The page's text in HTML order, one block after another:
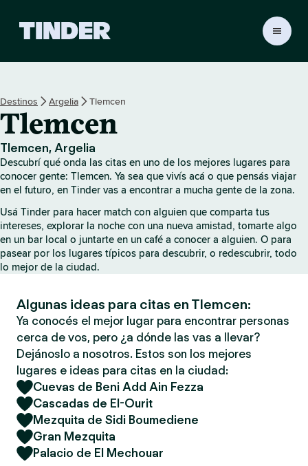
o
e
i
n
d
r
Destinos Argelia Tlemcen
Tlemcen
Tlemcen, Argelia
Descubrí qué onda las citas en uno de los mejores lugares para
conocer gente: Tlemcen. Ya sea que vivís acá o que pensás viajar
en el futuro, en Tinder vas a encontrar a mucha gente de la zona.
Usá Tinder para hacer match con alguien que comparta tus
intereses, explorar la noche con una nueva amistad, tomarte algo
en un bar local o juntarte en un café a conocer a alguien. O para
pasear por los lugares típicos para descubrir, o redescubrir, todo
lo mejor de la ciudad.
Algunas ideas para citas en Tlemcen:
Ya conocés el mejor lugar para encontrar personas
cerca de vos, pero ¿a dónde las vas a llevar?
Dejánoslo a nosotros. Estos son los mejores
lugares e ideas para citas en la ciudad:
Cuevas de Beni Add Ain Fezza
Cascadas de El-Ourit
Mezquita de Sidi Boumediene
Gran Mezquita
Palacio de El Mechouar